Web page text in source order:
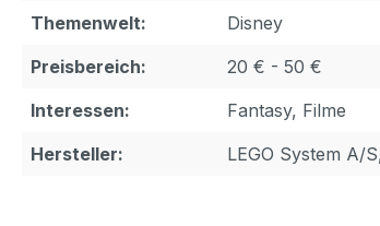
Themenwelt:
Disney
Preisbereich:
20 € - 50 €
Interessen:
Fantasy, Filme
Hersteller:
LEGO System A/